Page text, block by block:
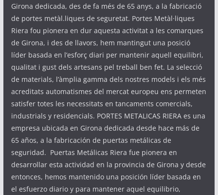
Girona dedicada, des de fa més de 65 anys, a la fabricació
de portes metàl.liques de seguretat. Portes Metàl·liques
Riera fou pionera en dur aquesta activitat a les comarques
de Girona, i des de llavors, hem mantingut una posició
líder basada en l’esforç diari per mantenir aquell equilibri,
qualitat i gust dels artesans pel treball ben fet. La selecció
de materials, l’àmplia gamma dels nostres models i els més
acreditats automatismes del mercat europeu ens permeten
satisfer totes les necessitats en tancaments comercials,
industrials y residencials. PORTES METALICAS RIERA es una
empresa ubicada en Girona dedicada desde hace más de
65 años, a la fabricación de puertas metálicas de
seguridad. Puertas Metálicas Riera fue pionera en
desarrollar esta actividad en la provincia de Girona y desde
entonces, hemos mantenido una posición líder basada en
el esfuerzo diario y para mantener aquel equilibrio,